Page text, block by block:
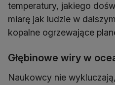
temperatury, jakiego
miarę jak ludzie w
kopalne ogrzewające
Głębinowe wiry w
Naukowcy nie